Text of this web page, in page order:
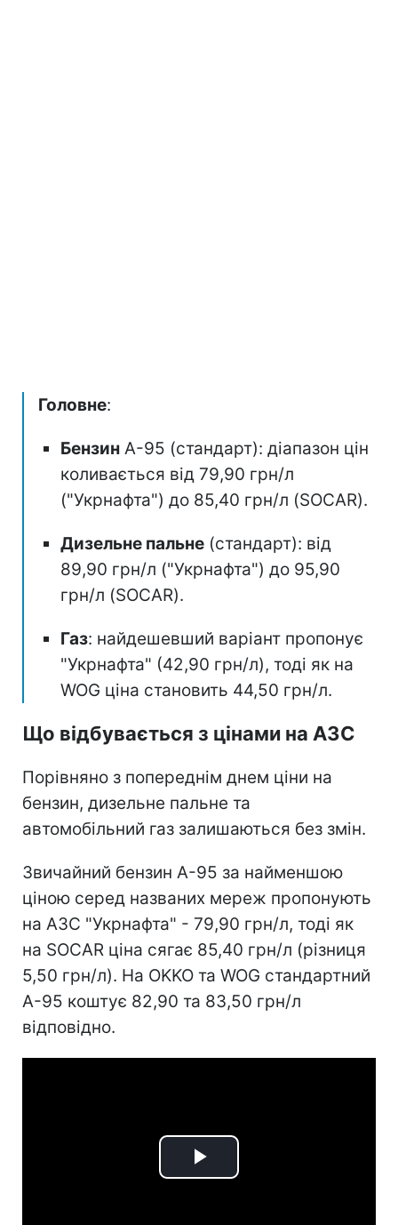
Головне:
Бензин А-95 (стандарт): діапазон цін
коливається від 79,90 грн/л
("Укрнафта") до 85,40 грн/л (SOCAR).
Дизельне пальне (стандарт): від
89,90 грн/л ("Укрнафта") до 95,90
грн/л (SOCAR).
Газ: найдешевший варіант пропонує
"Укрнафта" (42,90 грн/л), тоді як на
WOG ціна становить 44,50 грн/л.
Що відбувається з цінами на АЗС
Порівняно з попереднім днем ціни на
бензин, дизельне пальне та
автомобільний газ залишаються без змін.
Звичайний бензин А-95 за найменшою
ціною серед названих мереж пропонують
на АЗС "Укрнафта" - 79,90 грн/л, тоді як
на SOCAR ціна сягає 85,40 грн/л (різниця
5,50 грн/л). На OKKO та WOG стандартний
А-95 коштує 82,90 та 83,50 грн/л
відповідно.
Play